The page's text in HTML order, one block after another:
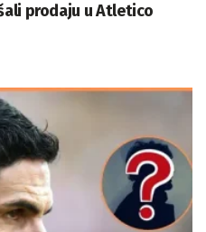
prodaju u Atletico